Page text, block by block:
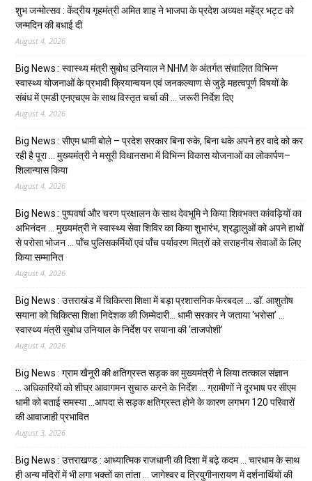
शुभ जन्मोत्सव : केंद्रीय गृहमंत्री अमित शाह ने भाजपा के प्रदेश अध्यक्ष महेंद्र भट्ट को
जन्मदिन की बधाई दी
August 4, 2026
Big News : स्वास्थ्य मंत्री सुबोध उनियाल ने NHM के अंतर्गत संचालित विभिन्न
स्वास्थ्य योजनाओं के प्रभावी क्रियान्वयन एवं जनकल्याण से जुड़े महत्वपूर्ण विषयों के
संबंध में एमडी एनएचएम के साथ विस्तृत चर्चा की … जरूरी निर्देश दिए
August 4, 2026
Big News : सीएम धामी बोले – प्रदेश सरकार बिना रुके, बिना थके अपने हर वादे को कर
रही है पूरा … मुख्यमंत्री ने मसूरी विधानसभा में विभिन्न विकास योजनाओं का लोकार्पण–
शिलान्यास किया
August 4, 2026
Big News : पुष्पवर्षा और चरण प्रक्षालन के साथ देवभूमि ने किया शिवभक्त कांवड़ियों का
अभिनंदन … मुख्यमंत्री ने स्वास्थ्य सेवा शिविर का किया शुभारंभ, श्रद्धालुओं को अपने हाथों
से परोसा भोजन … पाँच पुलिसकर्मियों एवं पाँच पर्यावरण मित्रों को सराहनीय सेवाओं के लिए
किया सम्मानित
August 4, 2026
Big News : उत्तराखंड में चिकित्सा शिक्षा में बड़ा प्रशासनिक फेरबदल … डॉ. आशुतोष
सयाना को चिकित्सा शिक्षा निदेशक की जिम्मेदारी… धामी सरकार ने जताया ‘भरोसा’ …
स्वास्थ्य मंत्री सुबोध उनियाल के निर्देश पर सयाना की ‘ताजपोशी’
August 4, 2026
Big News : ग्राम खैनूरी की क्षतिग्रस्त सड़क का मुख्यमंत्री ने लिया तत्काल संज्ञान
… अधिकारियों को शीघ्र आवागमन सुचारु करने के निर्देश … ग्रामीणों ने दूरभाष पर सीएम
धामी को बताई समस्या …आपदा से सड़क क्षतिग्रस्त होने के कारण लगभग 120 परिवारों
की आवाजाही प्रभावित
August 3, 2026
Big News : उत्तराखण्ड : आध्यात्मिक राजधानी की दिशा में बढ़े कदम … चारधाम के साथ
ही अन्य मंदिरों में भी लगा भक्तों का तांता … जागेश्वर व त्रियुगीनारायण में दर्शनार्थियों की